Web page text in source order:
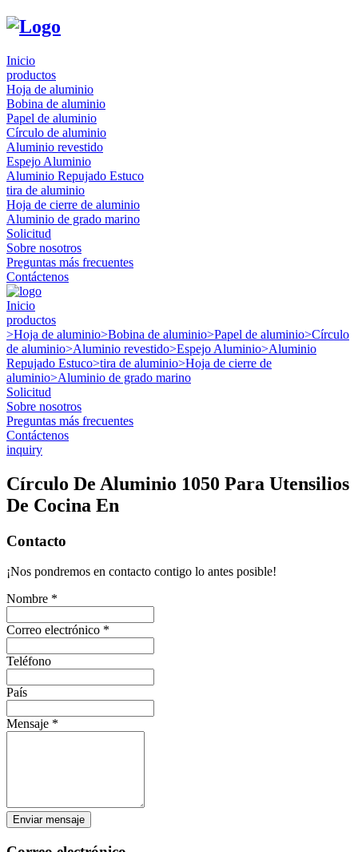
Inicio
productos
Hoja de aluminio
Bobina de aluminio
Papel de aluminio
Círculo de aluminio
Aluminio revestido
Espejo Aluminio
Aluminio Repujado Estuco
tira de aluminio
Hoja de cierre de aluminio
Aluminio de grado marino
Solicitud
Sobre nosotros
Preguntas más frecuentes
Contáctenos
Inicio
productos
>Hoja de aluminio>Bobina de aluminio>Papel de aluminio>Círculo
de aluminio>Aluminio revestido>Espejo Aluminio>Aluminio
Repujado Estuco>tira de aluminio>Hoja de cierre de
aluminio>Aluminio de grado marino
Solicitud
Sobre nosotros
Preguntas más frecuentes
Contáctenos
inquiry
Círculo De Aluminio 1050 Para Utensilios
De Cocina En
Contacto
¡Nos pondremos en contacto contigo lo antes posible!
Nombre *
Correo electrónico *
Teléfono
País
Mensaje *
Enviar mensaje